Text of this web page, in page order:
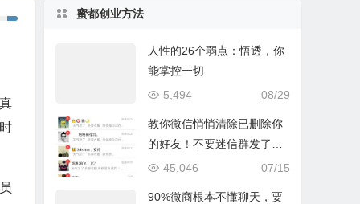
蜜都创业方法
人性的26个弱点：悟透，你
能掌控一切
08/29
5,494
教你微信悄悄清除已删除你
的好友！不要迷信群发了，
只有我这个方法最有效 07/15
45,046
90%微商根本不懂聊天，要